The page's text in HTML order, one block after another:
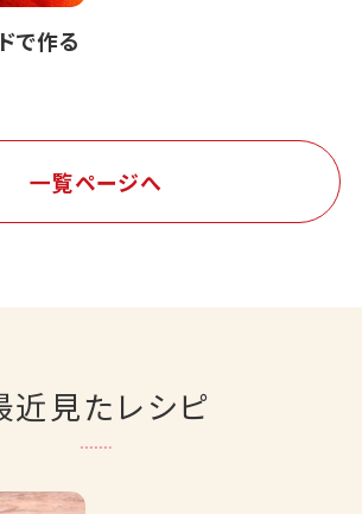
で作る
一覧ページへ
近見たレシピ